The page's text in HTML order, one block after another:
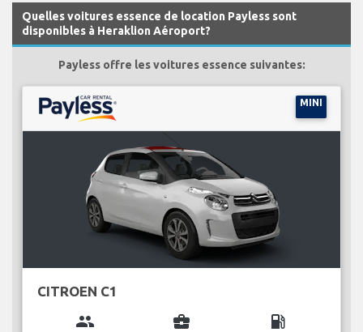
Quelles voitures essence de location Payless sont
disponibles à Heraklion Aéroport?
Payless offre les voitures essence suivantes:
MINI
CITROEN C1
group business_center local_gas_station